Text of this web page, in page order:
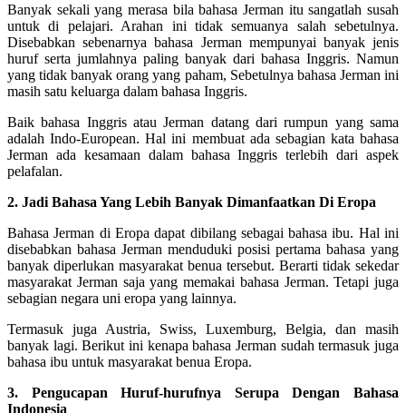
Banyak sekali yang merasa bila bahasa Jerman itu sangatlah susah
untuk di pelajari. Arahan ini tidak semuanya salah sebetulnya.
Disebabkan sebenarnya bahasa Jerman mempunyai banyak jenis
huruf serta jumlahnya paling banyak dari bahasa Inggris. Namun
yang tidak banyak orang yang paham, Sebetulnya bahasa Jerman ini
masih satu keluarga dalam bahasa Inggris.
Baik bahasa Inggris atau Jerman datang dari rumpun yang sama
adalah Indo-European. Hal ini membuat ada sebagian kata bahasa
Jerman ada kesamaan dalam bahasa Inggris terlebih dari aspek
pelafalan.
2. Jadi Bahasa Yang Lebih Banyak Dimanfaatkan Di Eropa
Bahasa Jerman di Eropa dapat dibilang sebagai bahasa ibu. Hal ini
disebabkan bahasa Jerman menduduki posisi pertama bahasa yang
banyak diperlukan masyarakat benua tersebut. Berarti tidak sekedar
masyarakat Jerman saja yang memakai bahasa Jerman. Tetapi juga
sebagian negara uni eropa yang lainnya.
Termasuk juga Austria, Swiss, Luxemburg, Belgia, dan masih
banyak lagi. Berikut ini kenapa bahasa Jerman sudah termasuk juga
bahasa ibu untuk masyarakat benua Eropa.
3. Pengucapan Huruf-hurufnya Serupa Dengan Bahasa
Indonesia